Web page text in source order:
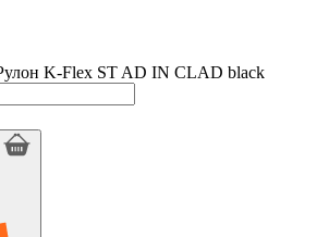
K-Flex ST AD IN CLAD black